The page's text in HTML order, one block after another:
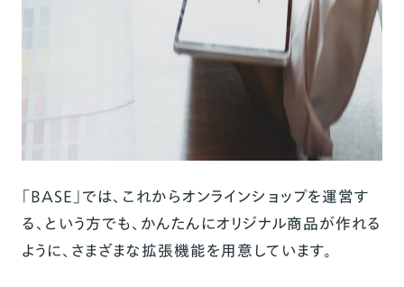
「BASE」では、これからオンラインショップを運営す
る、という方でも、かんたんにオリジナル商品が作れる
ように、さまざまな拡張機能を用意しています。